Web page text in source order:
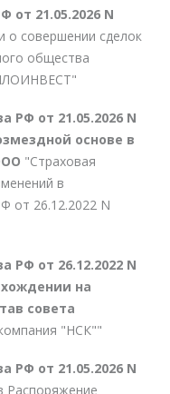
от 21.05.2026 N
о совершении сделок
общества
РФ от 21.05.2026 N
основе в
"Страховая
в
от 26.12.2022 N
РФ от 26.12.2022 N
на
совета
"НСК""
РФ от 21.05.2026 N
Распоряжение